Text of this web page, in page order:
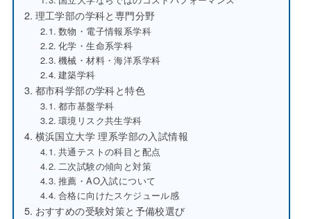
理工学部の学科と専門分野
数物・電子情報系学科
化学・生命系学科
機械・材料・海洋系学科
建築学科
都市科学部の学科と特色
都市基盤学科
環境リスク共生学科
横浜国立大学 理系学部の入試情報
共通テストの科目と配点
二次試験の傾向と対策
推薦・AO入試について
合格に向けたスケジュール感
おすすめの受験対策と予備校選び